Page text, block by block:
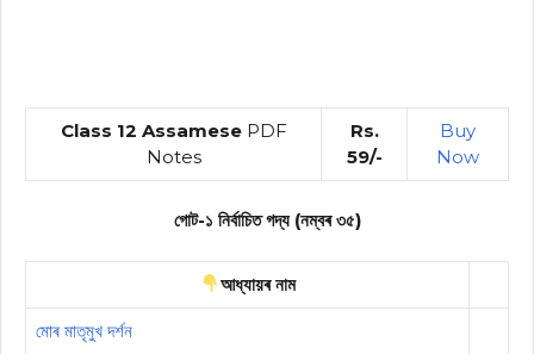
Class 12 AssamesePDF
Notes
Rs.
59/-
Buy
Now
গোট-১ নিৰ্বাচিত গদ্য (নম্বৰ ৩৫)
আধ্যায়ৰ নাম
মোৰ মাতৃমুখ দৰ্শন